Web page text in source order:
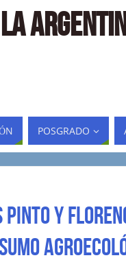
POSGRADO
y